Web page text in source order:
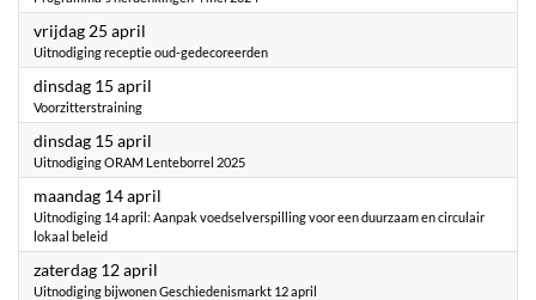
vrijdag 25 april
Uitnodiging receptie oud-gedecoreerden
dinsdag 15 april
Voorzitterstraining
dinsdag 15 april
Uitnodiging ORAM Lenteborrel 2025
maandag 14 april
Uitnodiging 14 april: Aanpak voedselverspilling voor een duurzaam en circulair
lokaal beleid
zaterdag 12 april
Uitnodiging bijwonen Geschiedenismarkt 12 april